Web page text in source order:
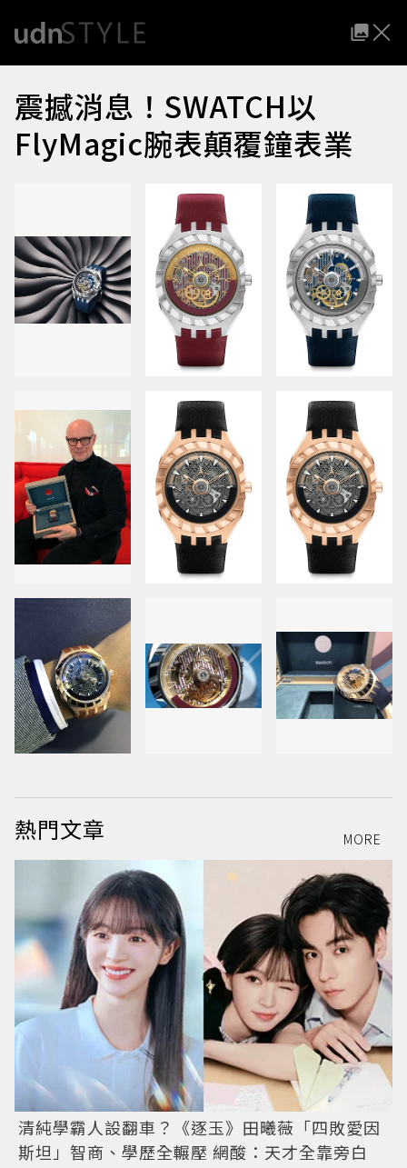
震撼消息！SWATCH以
FlyMagic腕表顛覆鐘表業
熱門文章 MORE
清純學霸人設翻車？《逐玉》田曦薇「四敗愛因
斯坦」智商、學歷全輾壓 網酸：天才全靠旁白